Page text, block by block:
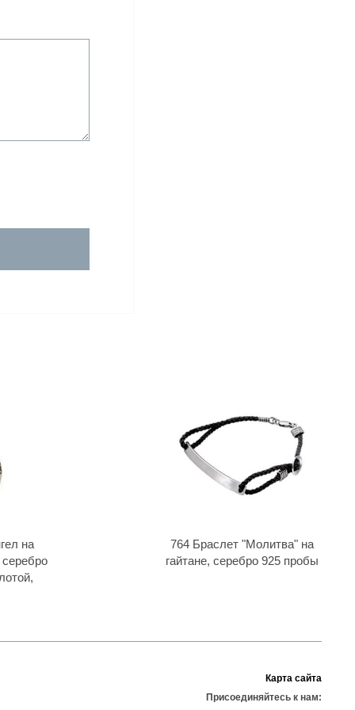
на
764 Браслет "Молитва" на
гайтане, серебро 925 пробы
Карта сайта
Присоединяйтесь к нам: